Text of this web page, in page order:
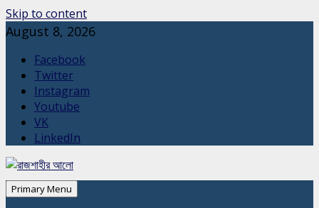
Skip to content
August 8, 2026
Facebook
Twitter
Instagram
Youtube
VK
LinkedIn
Primary Menu